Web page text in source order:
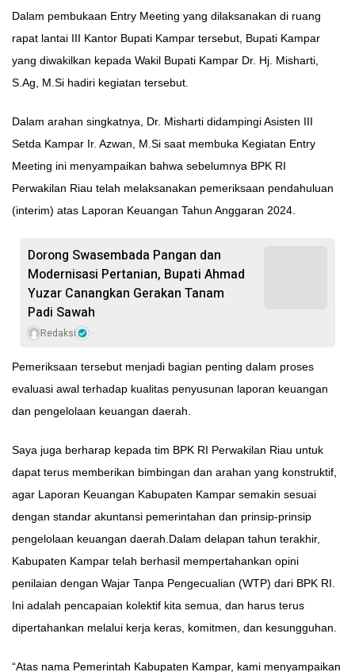
Dalam pembukaan Entry Meeting yang dilaksanakan di ruang
rapat lantai III Kantor Bupati Kampar tersebut, Bupati Kampar
yang diwakilkan kepada Wakil Bupati Kampar Dr. Hj. Misharti,
S.Ag, M.Si hadiri kegiatan tersebut.
Dalam arahan singkatnya, Dr. Misharti didampingi Asisten III
Setda Kampar Ir. Azwan, M.Si saat membuka Kegiatan Entry
Meeting ini menyampaikan bahwa sebelumnya BPK RI
Perwakilan Riau telah melaksanakan pemeriksaan pendahuluan
(interim) atas Laporan Keuangan Tahun Anggaran 2024.
Dorong Swasembada Pangan dan
Modernisasi Pertanian, Bupati Ahmad
Yuzar Canangkan Gerakan Tanam
Padi Sawah
Redaksi
Pemeriksaan tersebut menjadi bagian penting dalam proses
evaluasi awal terhadap kualitas penyusunan laporan keuangan
dan pengelolaan keuangan daerah.
Saya juga berharap kepada tim BPK RI Perwakilan Riau untuk
dapat terus memberikan bimbingan dan arahan yang konstruktif,
agar Laporan Keuangan Kabupaten Kampar semakin sesuai
dengan standar akuntansi pemerintahan dan prinsip-prinsip
pengelolaan keuangan daerah.Dalam delapan tahun terakhir,
Kabupaten Kampar telah berhasil mempertahankan opini
penilaian dengan Wajar Tanpa Pengecualian (WTP) dari BPK RI.
Ini adalah pencapaian kolektif kita semua, dan harus terus
dipertahankan melalui kerja keras, komitmen, dan kesungguhan.
“Atas nama Pemerintah Kabupaten Kampar, kami menyampaikan